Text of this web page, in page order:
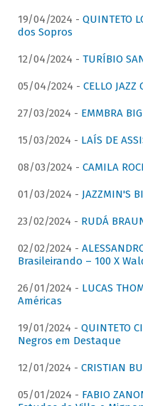
19/04/2024 - QUINTETO
dos Sopros
12/04/2024 - TURÍBIO
05/04/2024 - CELLO
27/03/2024 - EMMBRA
15/03/2024 - LAÍS DE
08/03/2024 - CAMILA
01/03/2024 - JAZZMIN'S
23/02/2024 - RUDÁ
02/02/2024 -
Brasileirando – 100 X
26/01/2024 - LUCAS
Américas
19/01/2024 - QUINTETO
Negros em Destaque
12/01/2024 - CRISTIAN
05/01/2024 - FABIO